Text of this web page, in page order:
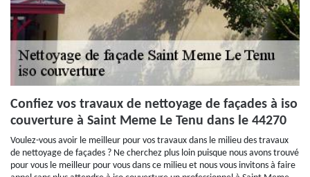
Confiez vos travaux de nettoyage de façades à iso
couverture à Saint Meme Le Tenu dans le 44270
Voulez-vous avoir le meilleur pour vos travaux dans le milieu des travaux
de nettoyage de façades ? Ne cherchez plus loin puisque nous avons trouvé
pour vous le meilleur pour vous dans ce milieu et nous vous invitons à faire